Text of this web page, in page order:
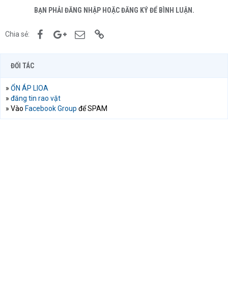
BẠN PHẢI ĐĂNG NHẬP HOẶC ĐĂNG KÝ ĐỂ BÌNH LUẬN.
Chia sẻ: FacebookGoogle+Email
ĐỐI TÁC
» ỔN ÁP LIOA
» đăng tin rao vặt
» Vào Facebook Group để SPAM